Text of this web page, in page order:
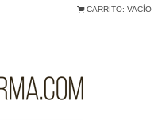
CARRITO: VACÍO